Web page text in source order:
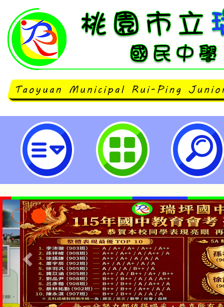
台灣大學生命教育研發育成中心辦
命教育-從情緒到關係探索工作坊
報名參與。-桃園市立瑞坪國民中學
「本色祭」8/29、30在